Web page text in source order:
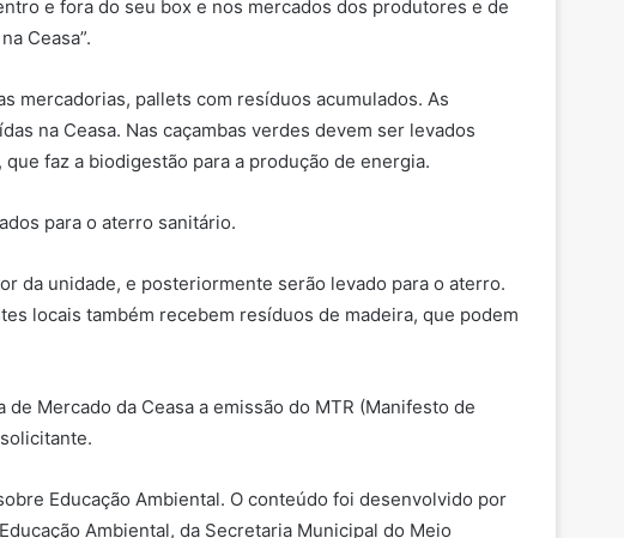
e fora do seu box e nos mercados dos produtores e de
Ceasa”.
mercadorias, pallets com resíduos acumulados. As
na Ceasa. Nas caçambas verdes devem ser levados
faz a biodigestão para a produção de energia.
para o aterro sanitário.
da unidade, e posteriormente serão levado para o aterro.
locais também recebem resíduos de madeira, que podem
Mercado da Ceasa a emissão do MTR (Manifesto de
Educação Ambiental. O conteúdo foi desenvolvido por
Ambiental, da Secretaria Municipal do Meio